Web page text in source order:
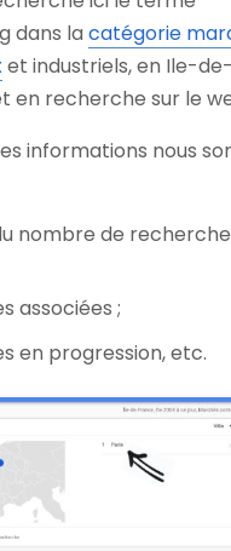
dans la catégorie
et industriels, en Ile-
en recherche sur le
informations nous
nombre de
associées ;
en progression, etc.